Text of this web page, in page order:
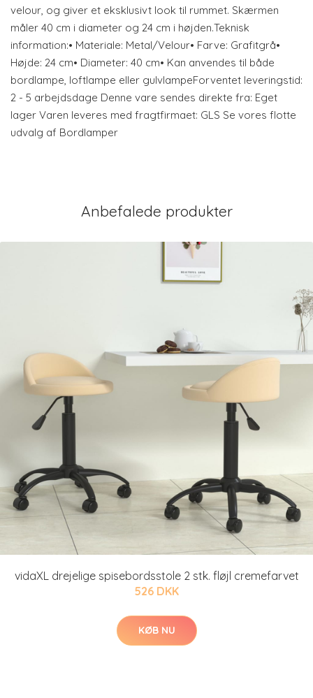
velour, og giver et eksklusivt look til rummet. Skærmen
måler 40 cm i diameter og 24 cm i højden.Teknisk
information:• Materiale: Metal/Velour• Farve: Grafitgrå•
Højde: 24 cm• Diameter: 40 cm• Kan anvendes til både
bordlampe, loftlampe eller gulvlampeForventet leveringstid:
2 - 5 arbejdsdage Denne vare sendes direkte fra: Eget
lager Varen leveres med fragtfirmaet: GLS Se vores flotte
udvalg af Bordlamper
Anbefalede produkter
vidaXL drejelige spisebordsstole 2 stk. fløjl cremefarvet
526 DKK
KØB NU